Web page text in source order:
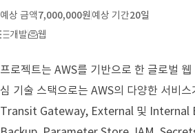
예상 금액7,000,000원예상 기간20일
개발
웹
프로젝트는 AWS를 기반으로 한 글로벌
심 기술 스택으로는 AWS의 다양한 서비
Transit Gateway, External 및 Internal